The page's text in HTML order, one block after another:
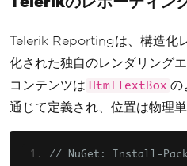
Telerik Reportingは、構造化
化された独自のレンダリング
コンテンツは HtmlTextBox の
通じて定義され、位置は物理
// NuGet: Install-